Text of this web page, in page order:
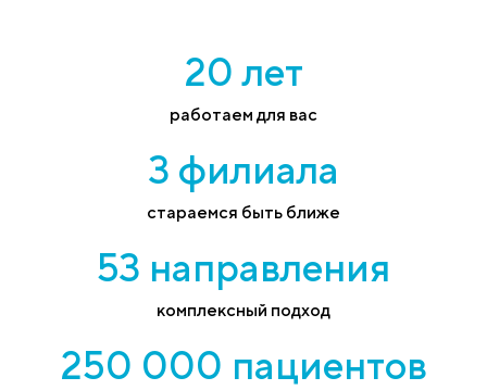
20 лет
работаем для вас
3 филиала
стараемся быть ближе
53 направления
комплексный подход
250 000 пациентов